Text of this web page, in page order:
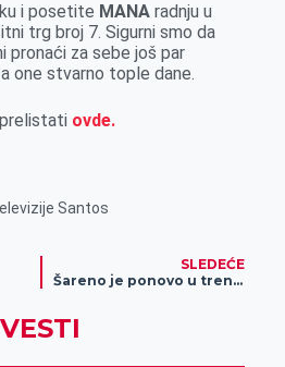
i posetite MANA radnju u
trg broj 7. Sigurni smo da
pronaći za sebe još par
one stvarno tople dane.
ovde.
Santos
SLEDEĆE
Šareno je ponovo u trendu